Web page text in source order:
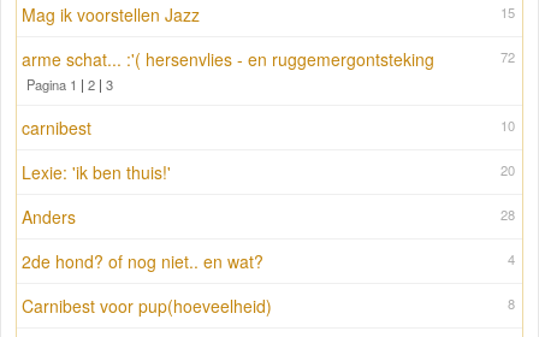
15
Mag ik voorstellen Jazz
72
arme schat... :'( hersenvlies - en ruggemergontsteking
Pagina 1 | 2 | 3
10
carnibest
20
Lexie: 'ik ben thuis!'
28
Anders
4
2de hond? of nog niet.. en wat?
8
Carnibest voor pup(hoeveelheid)